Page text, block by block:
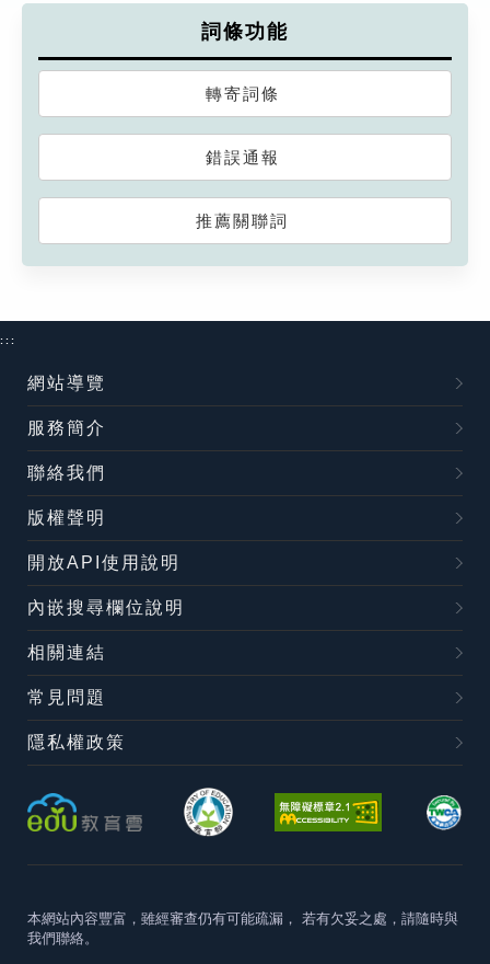
詞條功能
轉寄詞條
錯誤通報
推薦關聯詞
:::
網站導覽
服務簡介
聯絡我們
版權聲明
開放API使用說明
內嵌搜尋欄位說明
相關連結
常見問題
隱私權政策
本網站內容豐富，雖經審查仍有可能疏漏， 若有欠妥之處，請隨時與
我們聯絡。